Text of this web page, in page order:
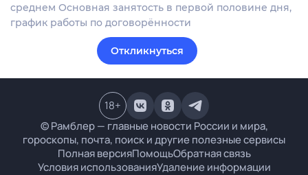
среднем Основная занятость в первой половине дня,
график работы по договорённости
Откликнуться
© Рамблер — главные новости России и мира,
гороскопы, почта, поиск и другие полезные сервисы
Полная версияПомощьОбратная связь
Условия использованияУдаление информации
18+